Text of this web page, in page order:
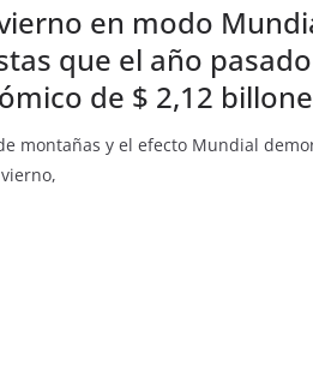
en modo
que el año
de $ 2,12
montañas y el efecto Mundial